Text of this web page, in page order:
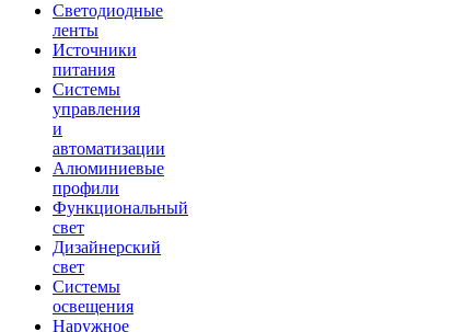
Светодиодные
ленты
Источники
питания
Системы
управления
и
автоматизации
Алюминиевые
профили
Функциональный
свет
Дизайнерский
свет
Системы
освещения
Наружное